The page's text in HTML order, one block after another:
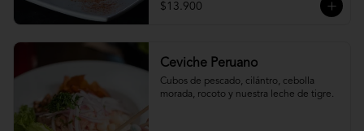
$13.900
Ceviche Peruano
Cubos de pescado, cilántro, cebolla
morada, rocoto y nuestra leche de tigre.